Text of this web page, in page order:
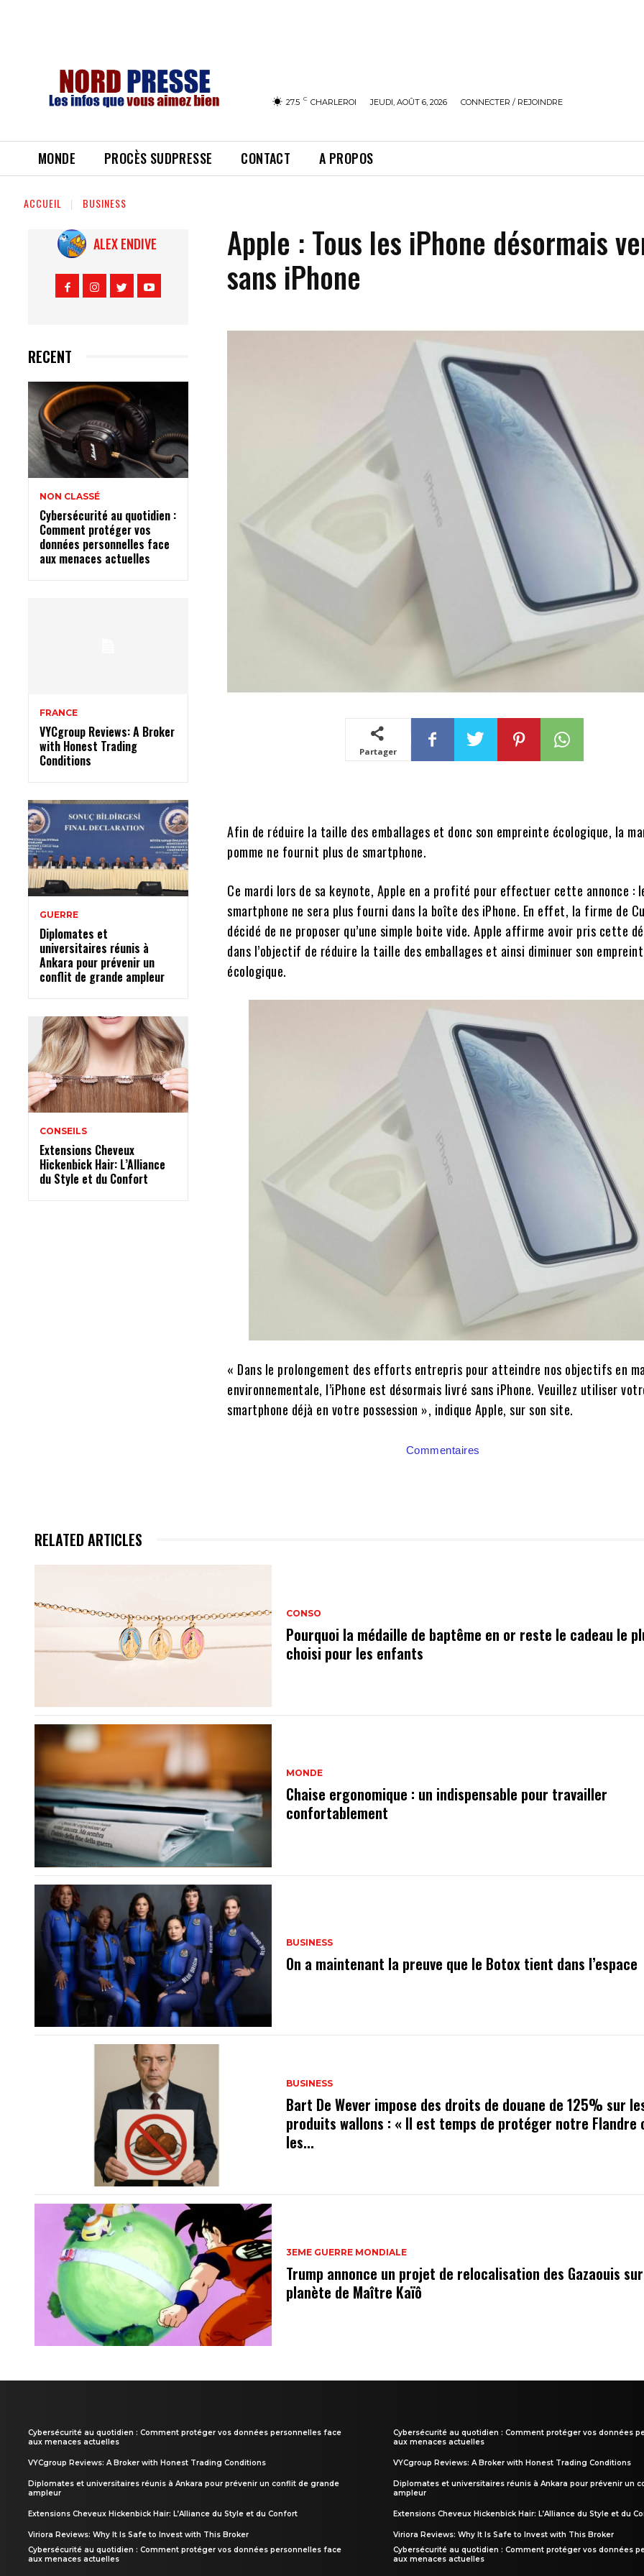
27.5 C CHARLEROI JEUDI, AOÛT 6, 2026 CONNECTER / REJOINDRE
MONDE PROCÈS SUDPRESSE CONTACT A PROPOS
ACCUEIL BUSINESS
ALEX ENDIVE
RECENT
NON CLASSÉ
Cybersécurité au quotidien :
Comment protéger vos
données personnelles face
aux menaces actuelles
FRANCE
VYCgroup Reviews: A Broker
with Honest Trading
Conditions
GUERRE
Diplomates et
universitaires réunis à
Ankara pour prévenir un
conflit de grande ampleur
CONSEILS
Extensions Cheveux
Hickenbick Hair: L’Alliance
du Style et du Confort
Apple : Tous les iPhone désormais
sans iPhone
Partager
Afin de réduire la taille des emballages et donc son empreinte écologique, la
pomme ne fournit plus de smartphone.
Ce mardi lors de sa keynote, Apple en a profité pour effectuer cette annonce :
smartphone ne sera plus fourni dans la boîte des iPhone. En effet, la firme de
décidé de ne proposer qu’une simple boite vide. Apple affirme avoir pris cette
dans l’objectif de réduire la taille des emballages et ainsi diminuer son
écologique.
« Dans le prolongement des efforts entrepris pour atteindre nos objectifs en
environnementale, l’iPhone est désormais livré sans iPhone. Veuillez utiliser
smartphone déjà en votre possession », indique Apple, sur son site.
Commentaires
RELATED ARTICLES
CONSO
Pourquoi la médaille de baptême en or reste le cadeau le
choisi pour les enfants
MONDE
Chaise ergonomique : un indispensable pour travailler
confortablement
BUSINESS
On a maintenant la preuve que le Botox tient dans l’espace
BUSINESS
Bart De Wever impose des droits de douane de 125% sur
produits wallons : « Il est temps de protéger notre Flandre
les...
3EME GUERRE MONDIALE
Trump annonce un projet de relocalisation des Gazaouis
planète de Maître Kaïô
Cybersécurité au quotidien : Comment protéger vos données personnelles face
aux menaces actuelles
VYCgroup Reviews: A Broker with Honest Trading Conditions
Diplomates et universitaires réunis à Ankara pour prévenir un conflit de grande
ampleur
Extensions Cheveux Hickenbick Hair: L’Alliance du Style et du Confort
Viriora Reviews: Why It Is Safe to Invest with This Broker
Cybersécurité au quotidien : Comment protéger vos données personnelles face
aux menaces actuelles
Cybersécurité au quotidien : Comment protéger vos données
aux menaces actuelles
VYCgroup Reviews: A Broker with Honest Trading Conditions
Diplomates et universitaires réunis à Ankara pour prévenir un
ampleur
Extensions Cheveux Hickenbick Hair: L’Alliance du Style et du
Viriora Reviews: Why It Is Safe to Invest with This Broker
Cybersécurité au quotidien : Comment protéger vos données
aux menaces actuelles